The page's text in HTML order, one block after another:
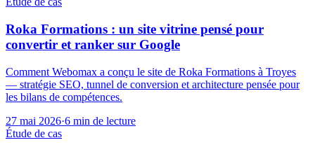
Roka Formations : un site vitrine pensé pour
convertir et ranker sur Google
Comment Webomax a conçu le site de Roka Formations à Troyes
— stratégie SEO, tunnel de conversion et architecture pensée pour
les bilans de compétences.
27 mai 2026·6 min de lecture
Étude de cas